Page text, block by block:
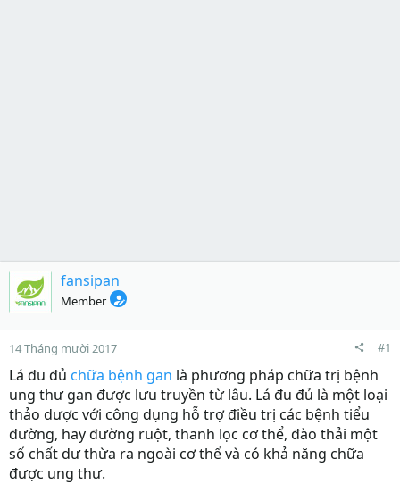
fansipan
Member
14 Tháng mười 2017 #1
Lá đu đủ chữa bệnh gan là phương pháp chữa trị bệnh
ung thư gan được lưu truyền từ lâu. Lá đu đủ là một loại
thảo dược với công dụng hỗ trợ điều trị các bệnh tiểu
đường, hay đường ruột, thanh lọc cơ thể, đào thải một
số chất dư thừa ra ngoài cơ thể và có khả năng chữa
được ung thư.